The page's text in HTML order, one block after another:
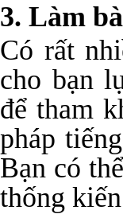
3. Làm
Có rất
cho bạn
để tham
pháp
Bạn có
thống